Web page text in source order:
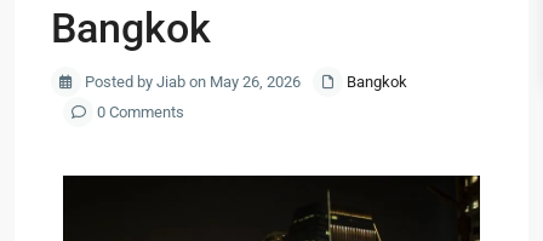
Bangkok
Posted by Jiab on May 26, 2026
Bangkok
0 Comments